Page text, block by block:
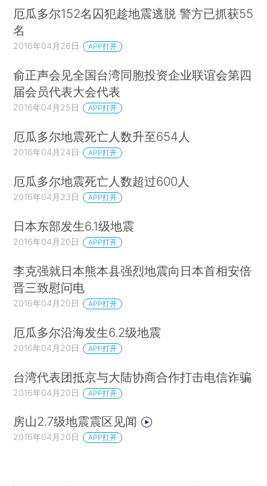
厄瓜多尔152名囚犯趁地震逃脱 警方已抓获55
名
2016年04月26日 APP打开
俞正声会见全国台湾同胞投资企业联谊会第四
届会员代表大会代表
2016年04月25日 APP打开
厄瓜多尔地震死亡人数升至654人
2016年04月24日 APP打开
厄瓜多尔地震死亡人数超过600人
2016年04月23日 APP打开
日本东部发生6.1级地震
2016年04月20日 APP打开
李克强就日本熊本县强烈地震向日本首相安倍
晋三致慰问电
2016年04月20日 APP打开
厄瓜多尔沿海发生6.2级地震
2016年04月20日 APP打开
台湾代表团抵京与大陆协商合作打击电信诈骗
2016年04月20日 APP打开
房山2.7级地震震区见闻
2016年04月20日 APP打开